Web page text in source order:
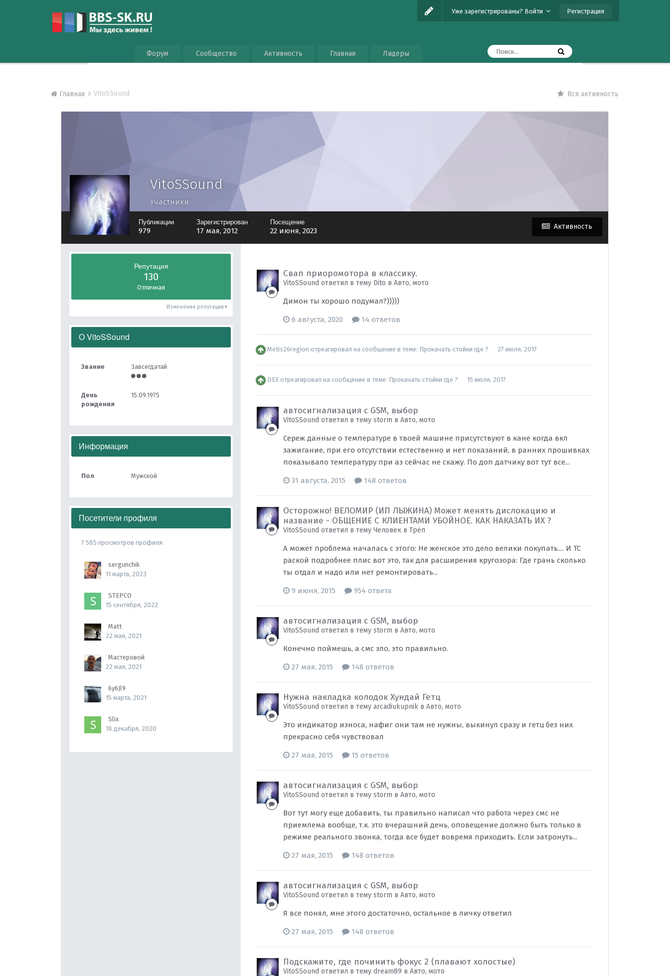
Уже зарегистрированы? Войти Регистрация
Форум Сообщество Активность Главная Лидеры
Вся активность
Главная VitoSSound
VitoSSound
Участники
Активность
Публикации
979
Зарегистрирован
17 мая, 2012
Посещение
22 июня, 2023
Репутация
130
Отличная
Изменения репутации
О VitoSSound
Звание Завсегдатай
День
рождения
15.09.1975
Информация
Пол Мужской
Посетители профиля
7 585 просмотров профиля
sergunchik
11 марта, 2023
STEPCO
15 сентября, 2022
Matt
22 мая, 2021
Мастеровой
22 мая, 2021
6y6Jl9
15 марта, 2021
Slix
18 декабря, 2020
Свап приоромотора в классику.
VitoSSound ответил в тему Dito вАвто, мото
Димон ты хорошо подумал?)))))
6 августа, 2020 14 ответов
Metis26region отреагировал на сообщение в теме: Прокачать стойки где ? 27 июля, 2017
DEX отреагировал на сообщение в теме: Прокачать стойки где ? 15 июля, 2017
автосигнализация с GSM, выбор
VitoSSound ответил в тему storm вАвто, мото
Сереж данные о температуре в твоей машине присутствуют в кане когда вкл
зажигание, при его отсутствии естественно и нет показаний, в ранних прошивках
показывало температуру при аз сейчас не скажу. По доп датчику вот тут все...
31 августа, 2015 148 ответов
Осторожно! ВЕЛОМИР (ИП ЛЫЖИНА) Может менять дислокацию и
название - ОБЩЕНИЕ С КЛИЕНТАМИ УБОЙНОЕ. КАК НАКАЗАТЬ ИХ ?
VitoSSound ответил в тему Человек вТрёп
А может проблема началась с этого: Не женское это дело велики покупать.... И ТС
раской подробнее плис вот это, так для расширения кругозора: Где грань сколько
ты отдал и надо или нет ремонтировать...
9 июня, 2015 954 ответа
автосигнализация с GSM, выбор
VitoSSound ответил в тему storm вАвто, мото
Конечно поймешь, а смс зло, это правильно.
27 мая, 2015 148 ответов
Нужна накладка колодок Хундай Гетц
VitoSSound ответил в тему arcadiukupnik вАвто, мото
Это индикатор износа, нафиг они там не нужны, выкинул сразу и гетц без них
прекрасно себя чувствовал
27 мая, 2015 15 ответов
автосигнализация с GSM, выбор
VitoSSound ответил в тему storm вАвто, мото
Вот тут могу еще добавить, ты правильно написал что работа через смс не
приемлема вообще, т.к. это вчерашний день, оповещение должно быть только в
режиме реального звонка, тогда все будет вовремя приходить. Если затронуть...
27 мая, 2015 148 ответов
автосигнализация с GSM, выбор
VitoSSound ответил в тему storm вАвто, мото
Я все понял, мне этого достаточно, остальное в личку ответил
27 мая, 2015 148 ответов
Подскажите, где починить фокус 2 (плавают холостые)
VitoSSound ответил в тему dream89 вАвто, мото